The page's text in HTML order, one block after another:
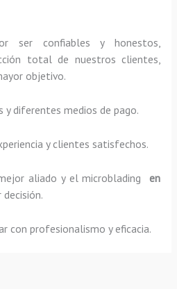
ser confiables y honestos,
total de nuestros clientes,
objetivo.
y diferentes medios de pago.
y clientes satisfechos.
aliado y elmicroblading en
con profesionalismo y eficacia.